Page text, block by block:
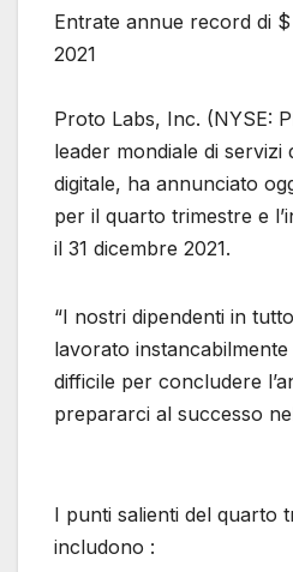
Entrate annue record di
2021
Proto Labs, Inc. (NYSE:
leader mondiale di servizi
digitale, ha annunciato
per il quarto trimestre e
il 31 dicembre 2021.
“I nostri dipendenti in
lavorato
difficile per concludere
prepararci al successo
I punti salienti del quarto
includono :